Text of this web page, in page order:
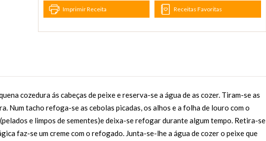
Imprimir Receita Receitas Favoritas
cozedura ás cabeças de peixe e reserva-se a água de as cozer. Tiram-se as
Num tacho refoga-se as cebolas picadas, os alhos e a folha de louro com o
e limpos de sementes)e deixa-se refogar durante algum tempo. Retira-se
faz-se um creme com o refogado. Junta-se-lhe a água de cozer o peixe que